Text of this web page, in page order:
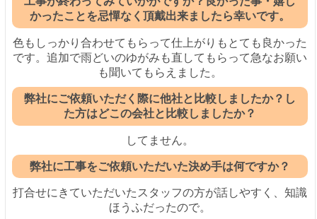
かったことを忌憚なく頂戴出来ましたら幸いです。
色もしっかり合わせてもらって仕上がりもとても良かった
です。追加で雨どいのゆがみも直してもらって急なお願い
も聞いてもらえました。
弊社にご依頼いただく際に他社と比較しましたか？し
た方はどこの会社と比較しましたか？
してません。
弊社に工事をご依頼いただいた決め手は何ですか？
打合せにきていただいたスタッフの方が話しやすく、知識
ほうふだったので。